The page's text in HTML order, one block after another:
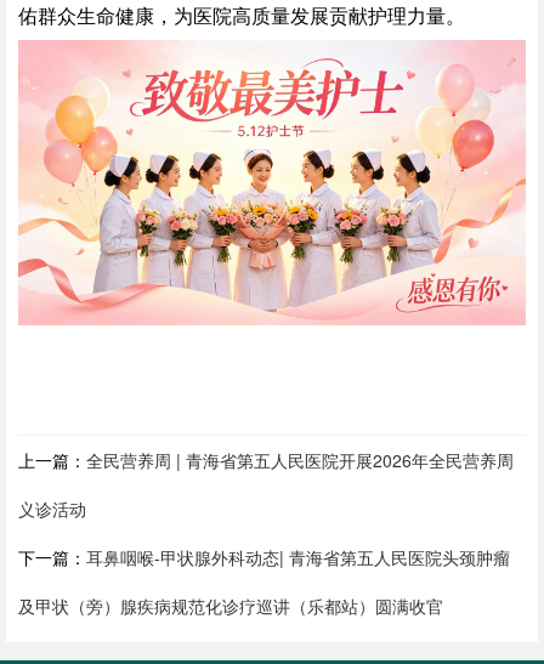
佑群众生命健康，为医院高质量发展贡献护理力量。
上一篇： 全民营养周 | 青海省第五人民医院开展2026年全民营养周
义诊活动
下一篇： 耳鼻咽喉-甲状腺外科动态| 青海省第五人民医院头颈肿瘤
及甲状（旁）腺疾病规范化诊疗巡讲（乐都站）圆满收官